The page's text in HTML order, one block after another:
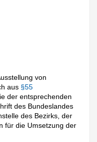
von
aus §55
der entsprechenden
des Bundeslandes
des Bezirks, der
für die Umsetzung der